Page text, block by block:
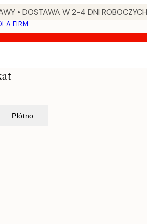
• DOSTAWA W 2-4 DNI ROBOCZYCH
FIRM
Płótno